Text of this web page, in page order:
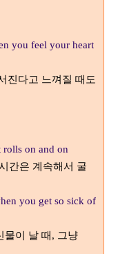
you feel your heart
진다고 느껴질 때도
rolls on and on
간은 계속해서 굴
you get so sick of
물이 날 때, 그냥